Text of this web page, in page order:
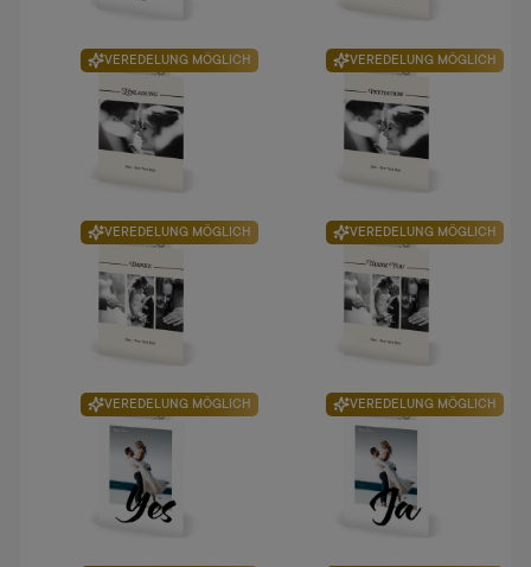
VEREDELUNG MÖGLICH VEREDELUNG MÖGLICH
VEREDELUNG MÖGLICH VEREDELUNG MÖGLICH
VEREDELUNG MÖGLICH VEREDELUNG MÖGLICH